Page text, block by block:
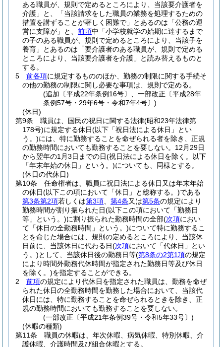
ある職員が、規則で定めるところにより、当該要介護者を
介護」と、「当該請求をした職員の業務を処理するための
措置を講ずることが著しく困難で」とあるのは「公務の運
営に支障が」と、 前項中「小学校就学の始期に達するまで
の子のある職員が、規則で定めるところにより、当該子を
養育」とあるのは「要介護者のある職員が、規則で定める
ところにより、当該要介護者を介護」と読み替えるものと
する。
5
前各項に規定するもののほか、勤務の制限に関する手続そ
の他の勤務の制限に関し必要な事項は、規則で定める。
(追加〔平成22年条例16号〕、一部改正〔平成28年
条例57号・29年6号・令和7年4号〕)
(休日)
第9条
職員は、国民の祝日に関する法律(昭和23年法律第
178号)に規定する休日(以下「祝日法による休日」とい
う。)には、特に勤務することを命ぜられる者を除き、正規
の勤務時間においても勤務することを要しない。 12月29日
から翌年の1月3日までの日(祝日法による休日を除く。以下
「年末年始の休日」という。)についても、同様とする。
(休日の代休日)
第10条
任命権者は、職員に祝日法による休日又は年末年始
の休日(以下この項において「休日」と総称する。)である
第3条第2項若しくは第3項 第4条又は第5条の規定により
勤務時間が割り振られた日(以下この項において「勤務日
等」という。)に割り振られた勤務時間の全部(次項におい
て「休日の全勤務時間」という。)について特に勤務するこ
とを命じた場合には、規則の定めるところにより、当該休
日前に、当該休日に代わる日(次項において「代休日」とい
う。)として、当該休日後の勤務日等(第8条の2第1項の規定
により時間外勤務代休時間が指定された勤務日等及び休日
を除く。)を指定することができる。
2
前項の規定により代休日を指定された職員は、勤務を命ぜ
られた休日の全勤務時間を勤務した場合において、当該代
休日には、特に勤務することを命ぜられるときを除き、正
規の勤務時間においても勤務することを要しない。
(一部改正〔平成21年条例39号・令和5年33号〕)
(休暇の種類)
第11条
職員の休暇は、年次休暇、病気休暇、特別休暇、介
護休暇、介護時間及び組合休暇とする。